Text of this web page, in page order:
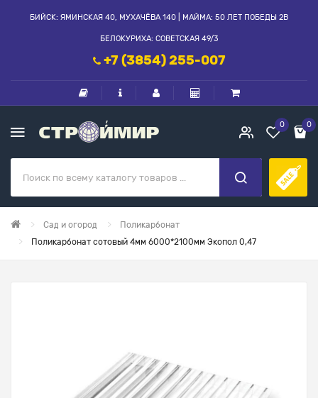
БИЙСК: ЯМИНСКАЯ 40, МУХАЧЁВА 140 | МАЙМА: 50 ЛЕТ ПОБЕДЫ 2В
БЕЛОКУРИХА: СОВЕТСКАЯ 49/3
+7 (3854) 255-007
0 0
Сад и огород
Поликарбонат
Поликарбонат сотовый 4мм 6000*2100мм Экопол 0,47